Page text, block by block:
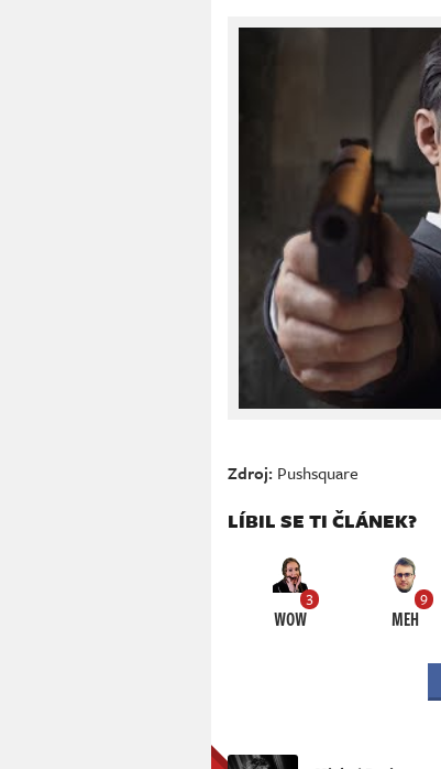
Zdroj: Pushsquare
LÍBIL SE TI ČLÁNEK?
3
WOW
9
MEH